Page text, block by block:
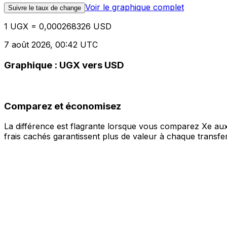
Suivre le taux de change Voir le graphique complet
1 UGX = 0,000268326 USD
7 août 2026, 00:42 UTC
Graphique : UGX vers USD
Comparez et économisez
La différence est flagrante lorsque vous comparez Xe
frais cachés garantissent plus de valeur à chaque